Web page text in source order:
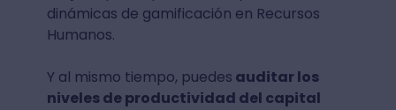
dinámicas de gamificación en Recursos
Humanos.
Y al mismo tiempo, puedes auditar los
niveles de productividad del capital